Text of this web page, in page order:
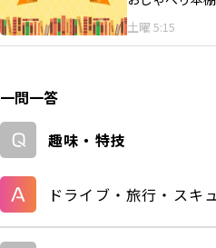
土曜 5:15
一問一答
趣味・特技
ドライブ・旅行・スキ